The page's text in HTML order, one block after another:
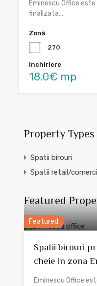
Eminescu Office
finalizata…
Zonă
270
Inchiriere
18.0€ mp
Property Types
Spatii birouri
Spatii retail/
Featured
Featured
Spatii birouri
cheie in zona
Eminescu Office